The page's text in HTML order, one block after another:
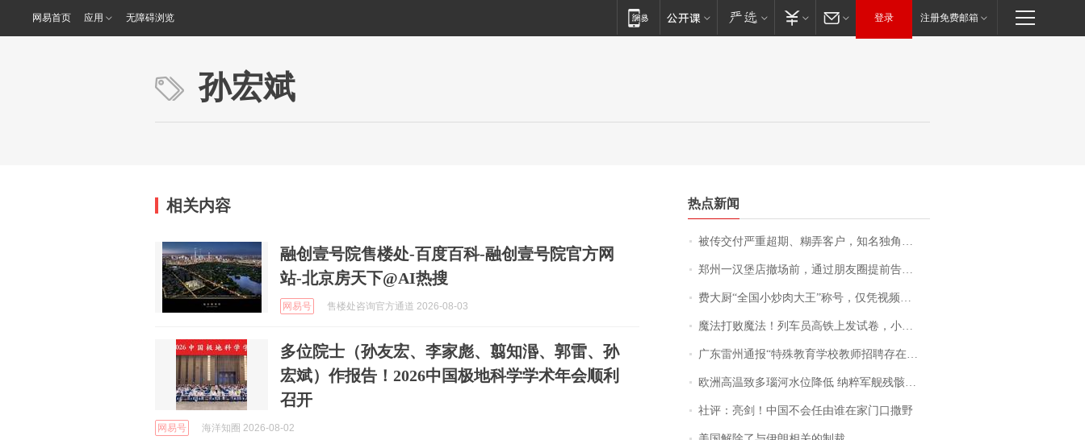
网易首页 应用 无障碍浏览 登录 注册免费邮箱
孙宏斌
相关内容
融创壹号院售楼处-百度百科-融创壹号院官方网
站-北京房天下@AI热搜
网易号 售楼处咨询官方通道 2026-08-03
多位院士（孙友宏、李家彪、翦知湣、郭雷、孙
宏斌）作报告！2026中国极地科学学术年会顺利
召开
网易号 海洋知圈 2026-08-02
热点新闻
被传交付严重超期、糊弄客户，知名独角兽车企创始人回应：都没证据，将依法采取措施，“本人长期与美国交管局保持沟通，对方表示肯定”
郑州一汉堡店撤场前，通过朋友圈提前告知逐一退费，有顾客仅剩1元也全被退回，分文不少；顾客：言而有信，让人感动
费大厨“全国小炒肉大王”称号，仅凭视频评出？中国烹饪协会回应
魔法打败魔法！列车员高铁上发试卷，小朋友一秒静音，12306回应：列车员个人行为，不是铁路规定
广东雷州通报“特殊教育学校教师招聘存在违规行为”：已启动问责程序 副校长被停职
欧洲高温致多瑙河水位降低 纳粹军舰残骸重见天日
社评：亮剑！中国不会任由谁在家门口撒野